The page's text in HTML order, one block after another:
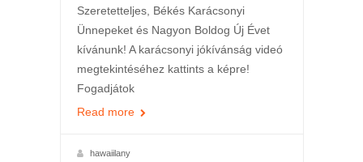
Szeretetteljes, Békés Karácsonyi
Ünnepeket és Nagyon Boldog Új Évet
kívánunk! A karácsonyi jókívánság videó
megtekintéséhez kattints a képre!
Fogadjátok
Read more
hawaiilany